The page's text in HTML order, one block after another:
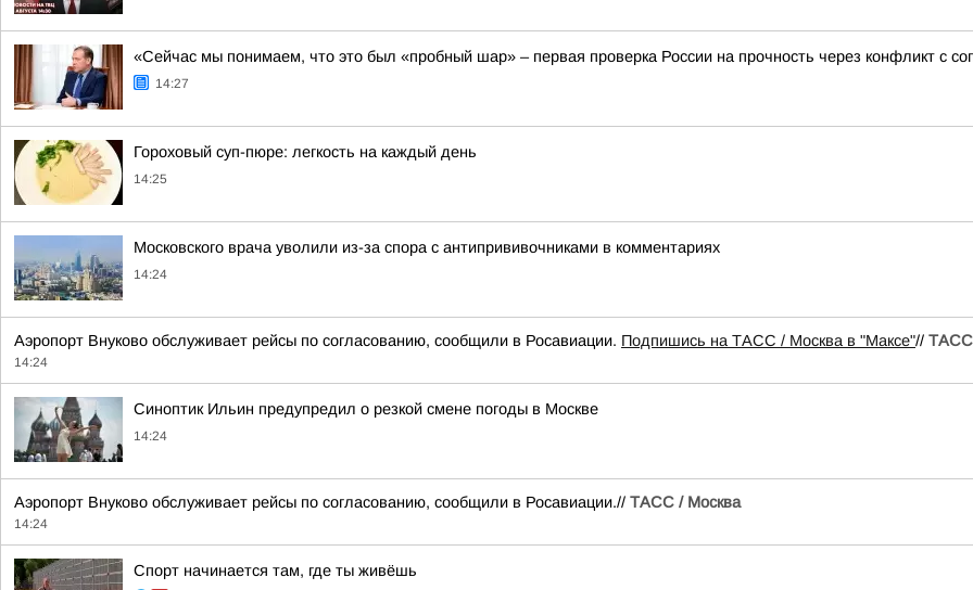
«Сейчас мы понимаем, что это был «пробный шар» – первая проверка России на прочность через конфликт с
14:27
Гороховый суп-пюре: легкость на каждый день
14:25
Московского врача уволили из-за спора с антипрививочниками в комментариях
14:24
Аэропорт Внуково обслуживает рейсы по согласованию, сообщили в Росавиации. Подпишись на ТАСС / Москва в "Максе"// ТАСС
14:24
Синоптик Ильин предупредил о резкой смене погоды в Москве
14:24
Аэропорт Внуково обслуживает рейсы по согласованию, сообщили в Росавиации.// ТАСС / Москва
14:24
Спорт начинается там, где ты живёшь